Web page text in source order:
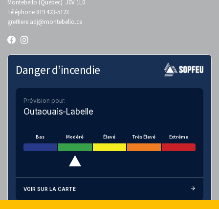
Montebello (Québec) J0V 1L0
Téléphone 819 423-5123
greffiere.adj@montebello.ca
Danger d’incendie
Prévision pour:
Outaouais-Labelle
Bas Modéré Élevé Très Élevé Extrême
VOIR SUR LA CARTE